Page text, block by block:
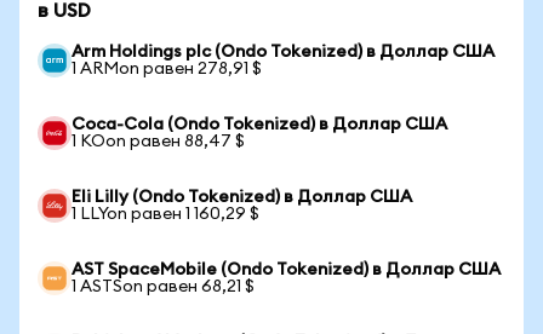
в USD
Arm Holdings plc (Ondo Tokenized) в Доллар США
1 ARMon равен 278,91 $
Coca-Cola (Ondo Tokenized) в Доллар США
1 KOon равен 88,47 $
Eli Lilly (Ondo Tokenized) в Доллар США
1 LLYon равен 1 160,29 $
AST SpaceMobile (Ondo Tokenized) в Доллар США
1 ASTSon равен 68,21 $